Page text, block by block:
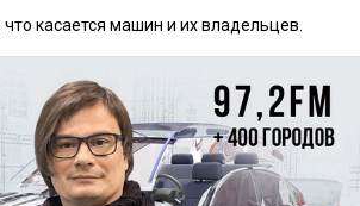
касается машин и их владельцев.